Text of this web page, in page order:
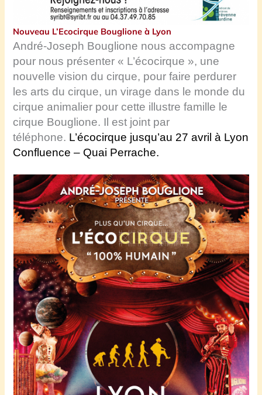
Nouveau L’Ecocirque Bouglione à Lyon
André-Joseph Bouglione nous accompagne
pour nous présenter « L’écocirque », une
nouvelle vision du cirque, pour faire perdurer
les arts du cirque, un virage dans le monde du
cirque animalier pour cette illustre famille le
cirque Bouglione. Il est joint par
téléphone. L’écocirque jusqu’au 27 avril à Lyon
Confluence – Quai Perrache.